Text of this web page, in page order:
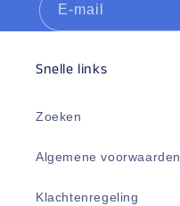
E‑mail
Snelle links
Zoeken
Algemene voorwaarden
Klachtenregeling